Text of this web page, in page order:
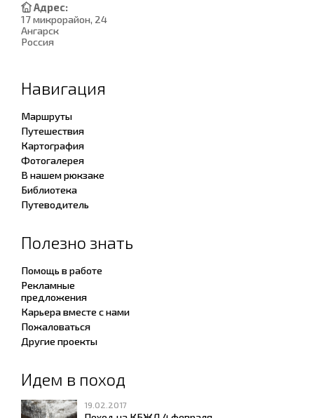
Адрес:
17 микрорайон, 24
Ангарск
Россия
Навигация
Маршруты
Путешествия
Картография
Фотогалерея
В нашем рюкзаке
Библиотека
Путеводитель
Полезно знать
Помощь в работе
Рекламные
предложения
Карьера вместе с нами
Пожаловаться
Другие проекты
Идем в поход
19.02.2017